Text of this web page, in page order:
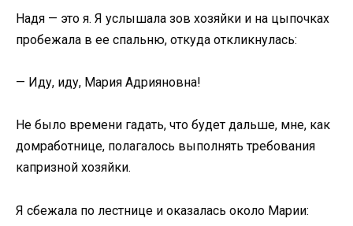
Надя — это я. Я услышала зов хозяйки и на цыпочках
пробежала в ее спальню, откуда откликнулась:
— Иду, иду, Мария Адрияновна!
Не было времени гадать, что будет дальше, мне, как
домработнице, полагалось выполнять требования
капризной хозяйки.
Я сбежала по лестнице и оказалась около Марии: